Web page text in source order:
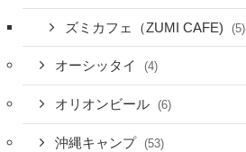
ズミカフェ（ZUMI CAFE) (5)
オーシッタイ (4)
オリオンビール (6)
沖縄キャンプ (53)